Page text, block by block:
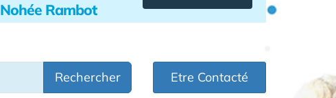
Rambot
Rechercher Etre Contacté